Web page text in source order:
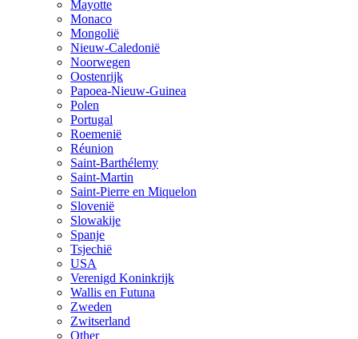
Mayotte
Monaco
Mongolië
Nieuw-Caledonië
Noorwegen
Oostenrijk
Papoea-Nieuw-Guinea
Polen
Portugal
Roemenië
Réunion
Saint-Barthélemy
Saint-Martin
Saint-Pierre en Miquelon
Slovenië
Slowakije
Spanje
Tsjechië
USA
Verenigd Koninkrijk
Wallis en Futuna
Zweden
Zwitserland
Other